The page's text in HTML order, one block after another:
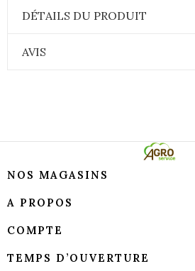
DÉTAILS DU PRODUIT
AVIS
NOS MAGASINS
A PROPOS
COMPTE
TEMPS D’OUVERTURE